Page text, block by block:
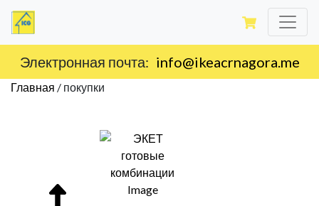
Доставка по территории Черногории.
Главная / покупки